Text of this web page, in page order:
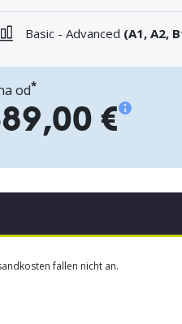
Basic - Advanced (A1, A2,
od*
€
fallen nicht an.